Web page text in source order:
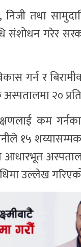
तथा
संशोधन गरेर
गर्न र
२०
कम
१५
आधारभूत
उल्लेख